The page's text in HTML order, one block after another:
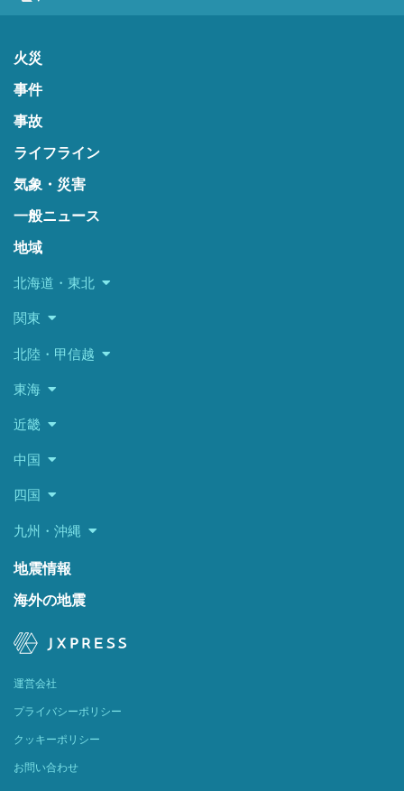
火災
事件
事故
ライフライン
気象・災害
一般ニュース
地域
北海道・東北
関東
北陸・甲信越
東海
近畿
中国
四国
九州・沖縄
地震情報
海外の地震
運営会社
プライバシーポリシー
クッキーポリシー
お問い合わせ